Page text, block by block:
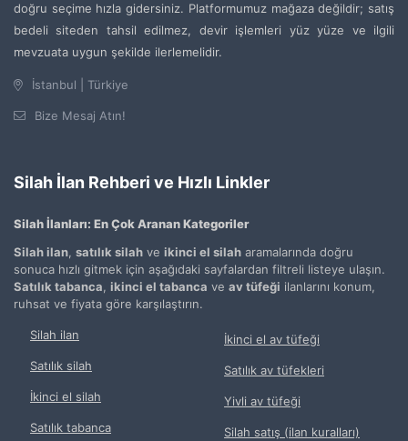
doğru seçime hızla gidersiniz. Platformumuz mağaza değildir; satış
bedeli siteden tahsil edilmez, devir işlemleri yüz yüze ve ilgili
mevzuata uygun şekilde ilerlemelidir.
İstanbul | Türkiye
Bize Mesaj Atın!
Silah İlan Rehberi ve Hızlı Linkler
Silah İlanları: En Çok Aranan Kategoriler
Silah ilan, satılık silah ve ikinci el silah aramalarında doğru
sonuca hızlı gitmek için aşağıdaki sayfalardan filtreli listeye ulaşın.
Satılık tabanca, ikinci el tabanca ve av tüfeği ilanlarını konum,
ruhsat ve fiyata göre karşılaştırın.
Silah ilan
Satılık silah
İkinci el silah
Satılık tabanca
İkinci el av tüfeği
Satılık av tüfekleri
Yivli av tüfeği
Silah satış (ilan kuralları)